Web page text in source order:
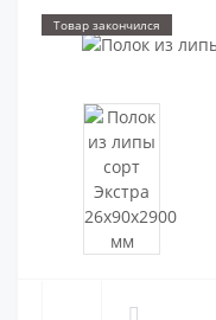
Товар закончился